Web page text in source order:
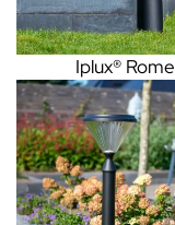
Iplux® Rome